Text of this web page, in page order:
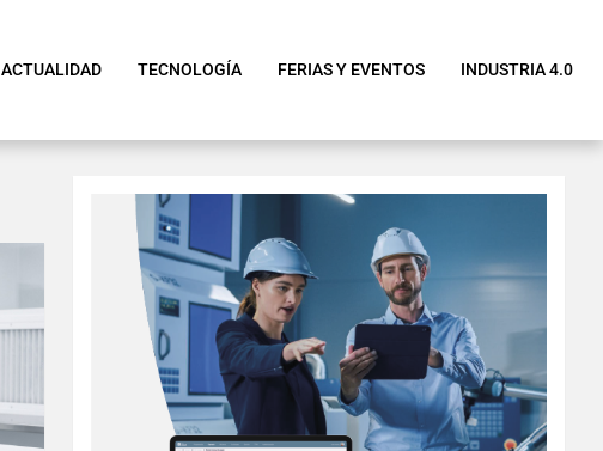
ACTUALIDAD TECNOLOGÍA FERIAS Y EVENTOS INDUSTRIA 4.0